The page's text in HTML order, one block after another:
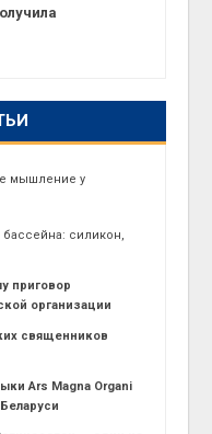
мышление у
силикон,
приговор
организации
священников
Ars Magna Organi